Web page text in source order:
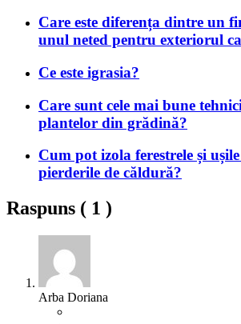
Care este diferența dintre un
unul neted pentru exteriorul
Ce este igrasia?
Care sunt cele mai bune
plantelor din grădină?
Cum pot izola ferestrele și
pierderile de căldură?
Raspuns ( 1 )
Arba Doriana